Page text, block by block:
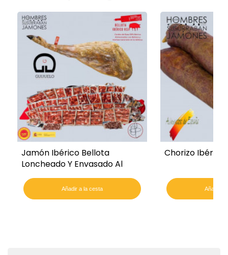
Jamón Ibérico Bellota
Loncheado Y Envasado Al
Vacío
Añadir a la cesta
Chorizo Ibérico
Añadir a